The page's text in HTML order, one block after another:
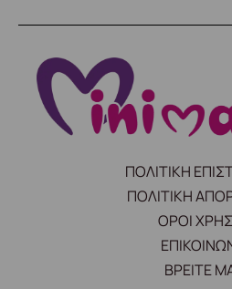
ΠΟΛΙΤΙΚΗ
ΠΟΛΙΤΙΚΗ
ΟΡΟΙ
ΒΡΕΙΤΕ